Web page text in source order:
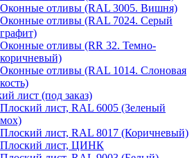
Оконные отливы (RAL 3005. Вишня)
Оконные отливы (RAL 7024. Серый
графит)
Оконные отливы (RR 32. Темно-
коричневый)
Оконные отливы (RAL 1014. Слоновая
кость)
лист (под заказ)
Плоский лист, RAL 6005 (Зеленый
мох)
Плоский лист, RAL 8017 (Коричневый)
Плоский лист, ЦИНК